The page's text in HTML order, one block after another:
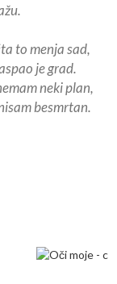
to menja sad,
je grad.
neki plan,
besmrtan.